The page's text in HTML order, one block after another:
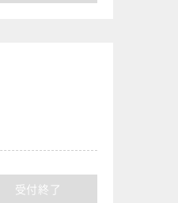
受付終了